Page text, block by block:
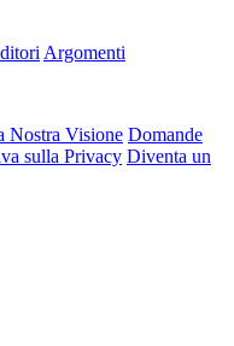
Argomenti
Nostra Visione Domande
sulla Privacy Diventa un